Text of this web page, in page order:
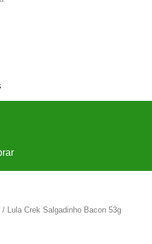
/ Lula Crek Salgadinho Bacon 53g